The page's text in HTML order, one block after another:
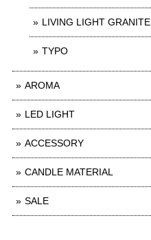
LIVING LIGHT GRANITE
TYPO
AROMA
LED LIGHT
ACCESSORY
CANDLE MATERIAL
SALE